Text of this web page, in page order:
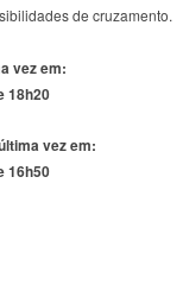
de cruzamento.
vez em:
18h20
vez em:
16h50